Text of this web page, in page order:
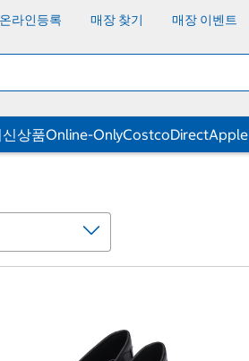
온라인등록 매장 찾기 매장 이벤트
신상품Online-OnlyCostcoDirectApple